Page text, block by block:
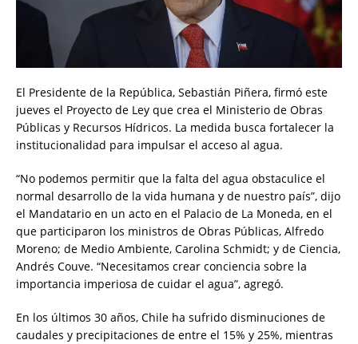
El Presidente de la República, Sebastián Piñera, firmó este
jueves el Proyecto de Ley que crea el Ministerio de Obras
Públicas y Recursos Hídricos. La medida busca fortalecer la
institucionalidad para impulsar el acceso al agua.
“No podemos permitir que la falta del agua obstaculice el
normal desarrollo de la vida humana y de nuestro país”, dijo
el Mandatario en un acto en el Palacio de La Moneda, en el
que participaron los ministros de Obras Públicas, Alfredo
Moreno; de Medio Ambiente, Carolina Schmidt; y de Ciencia,
Andrés Couve. “Necesitamos crear conciencia sobre la
importancia imperiosa de cuidar el agua”, agregó.
En los últimos 30 años, Chile ha sufrido disminuciones de
caudales y precipitaciones de entre el 15% y 25%, mientras